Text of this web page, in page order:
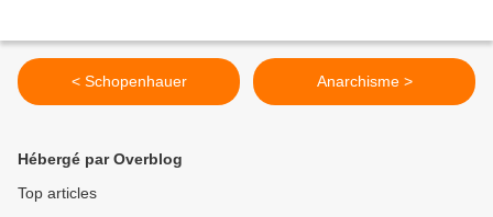
< Schopenhauer Anarchisme >
Hébergé par Overblog
Top articles